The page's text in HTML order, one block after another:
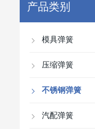
产品类别
模具弹簧
压缩弹簧
不锈钢弹簧
汽配弹簧